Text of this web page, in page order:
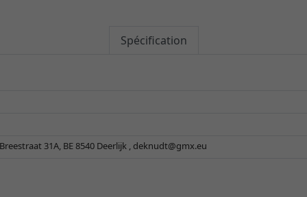
Spécification
31A, BE 8540 Deerlijk , deknudt@gmx.eu